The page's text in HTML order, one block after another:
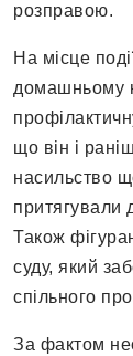
розправою.
На місце
домашньому
що він і
насильство
притягували
Також
суду, який
спільного
За фактом